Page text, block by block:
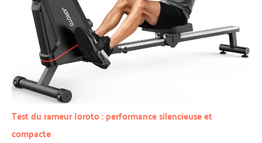
Test du rameur Joroto : performance silencieuse et
compacte